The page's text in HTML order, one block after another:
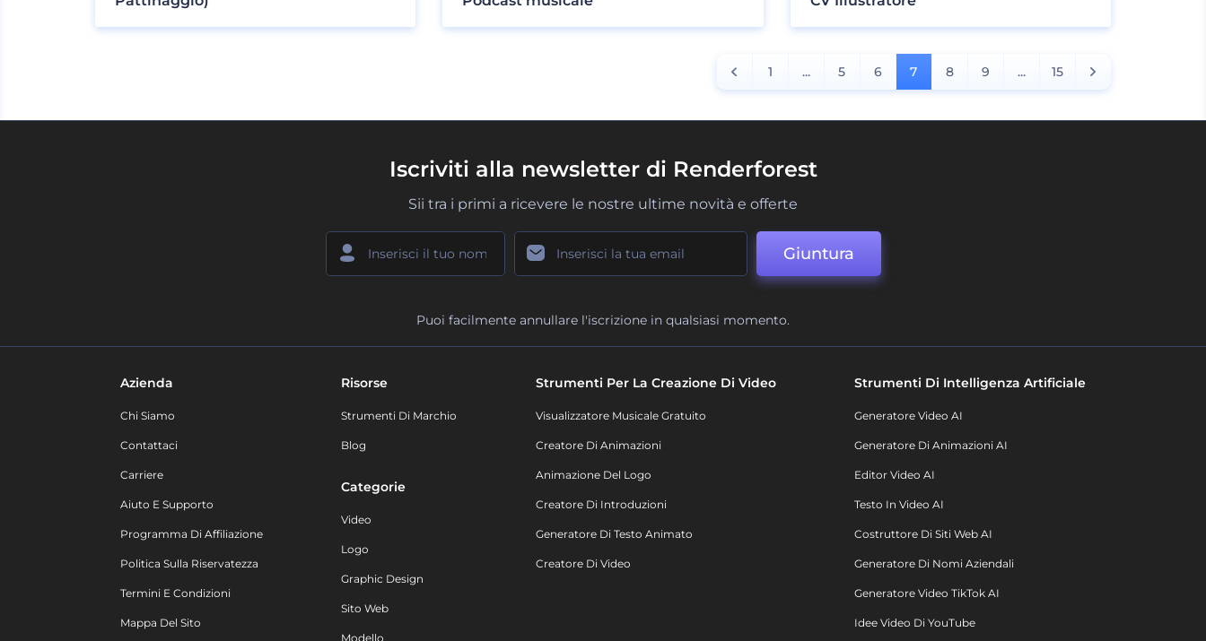
1 ... 5 6 7 8 9 ... 15
Iscriviti alla newsletter di Renderforest
Sii tra i primi a ricevere le nostre ultime novità e offerte
Giuntura
Puoi facilmente annullare l'iscrizione in qualsiasi momento.
Azienda
Chi Siamo
Contattaci
Carriere
Aiuto E Supporto
Programma Di Affiliazione
Politica Sulla Riservatezza
Termini E Condizioni
Mappa Del Sito
Risorse
Strumenti Di Marchio
Blog
Categorie
Video
Logo
Graphic Design
Sito Web
Modello
Strumenti Per La Creazione Di Video
Visualizzatore Musicale Gratuito
Creatore Di Animazioni
Animazione Del Logo
Creatore Di Introduzioni
Generatore Di Testo Animato
Creatore Di Video
Strumenti Di Intelligenza Artificiale
Generatore Video AI
Generatore Di Animazioni AI
Editor Video AI
Testo In Video AI
Costruttore Di Siti Web AI
Generatore Di Nomi Aziendali
Generatore Video TikTok AI
Idee Video Di YouTube